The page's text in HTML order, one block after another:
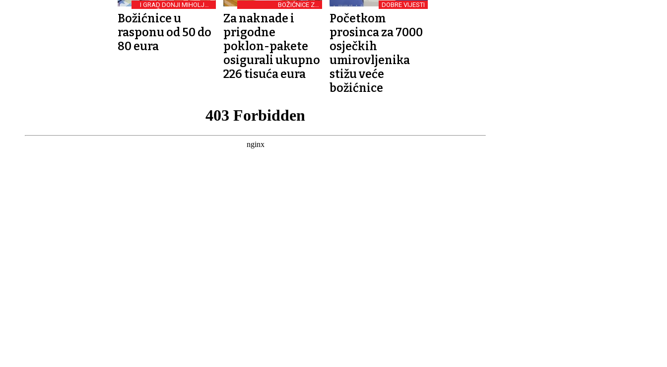
I GRAD DONJI MIHOLJAC
POMEŽE UMIROVLJENIKE
Božićnice u
rasponu od 50 do
80 eura
BOŽIĆNICE ZA
VUKOVARSKE
UMIROVLJENIKE
Za naknade i
prigodne
poklon-pakete
osigurali ukupno
226 tisuća eura
DOBRE VIJESTI
Početkom
prosinca za 7000
osječkih
umirovljenika
stižu veće
božićnice